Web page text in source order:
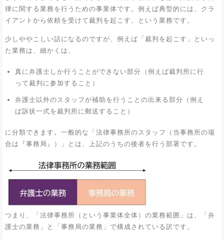
律に関する業務を行うための事業体です。例えば典型的には、クラ
イアントから依頼を受けて裁判を起こす、という業務です。
少しややこしい話になるのですが、例えば「裁判を起こす」といっ
た業務は、細かくは、
真に弁護士しか行うことができない部分（例えば裁判所に行
って裁判に参加すること）
弁護士以外のスタッフが補助を行うことの出来る部分（例え
ば訴状一式を裁判所に郵送すること）
に分類できます。一般的な「法律事務所のスタッフ（当事務所の場
合は『事務局』）」とは、上記のうちの後者を行う部署です。
つまり、「法律事務所（という事業体全体）の業務範囲」は、「弁
護士の業務」と「事務局の業務」で構成されている訳です。